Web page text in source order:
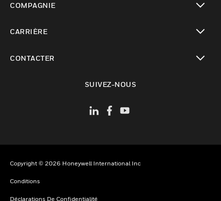
COMPAGNIE
CARRIÈRE
CONTACTER
SUIVEZ-NOUS
Copyright © 2026 Honeywell International Inc
Conditions
Déclarations De Confidentialité